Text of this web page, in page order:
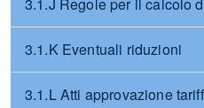
3.1.K Eventuali riduzioni
3.1.L Atti approvazione